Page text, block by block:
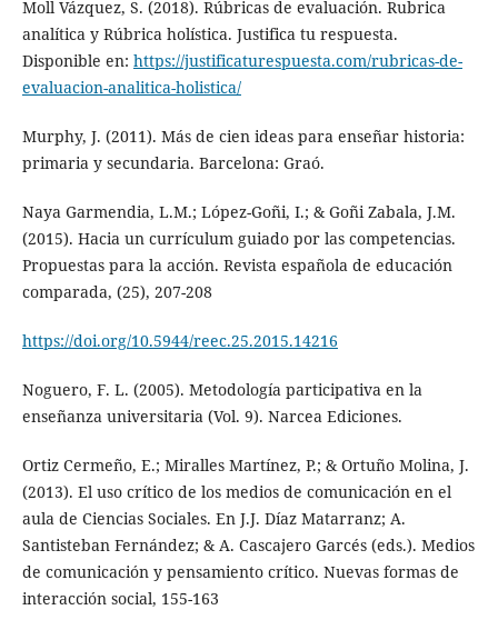
Moll Vázquez, S. (2018). Rúbricas de evaluación. Rubrica
analítica y Rúbrica holística. Justifica tu respuesta.
Disponible en: https://justificaturespuesta.com/rubricas-de-
evaluacion-analitica-holistica/
Murphy, J. (2011). Más de cien ideas para enseñar historia:
primaria y secundaria. Barcelona: Graó.
Naya Garmendia, L.M.; López-Goñi, I.; & Goñi Zabala, J.M.
(2015). Hacia un currículum guiado por las competencias.
Propuestas para la acción. Revista española de educación
comparada, (25), 207-208
https://doi.org/10.5944/reec.25.2015.14216
Noguero, F. L. (2005). Metodología participativa en la
enseñanza universitaria (Vol. 9). Narcea Ediciones.
Ortiz Cermeño, E.; Miralles Martínez, P.; & Ortuño Molina, J.
(2013). El uso crítico de los medios de comunicación en el
aula de Ciencias Sociales. En J.J. Díaz Matarranz; A.
Santisteban Fernández; & A. Cascajero Garcés (eds.). Medios
de comunicación y pensamiento crítico. Nuevas formas de
interacción social, 155-163